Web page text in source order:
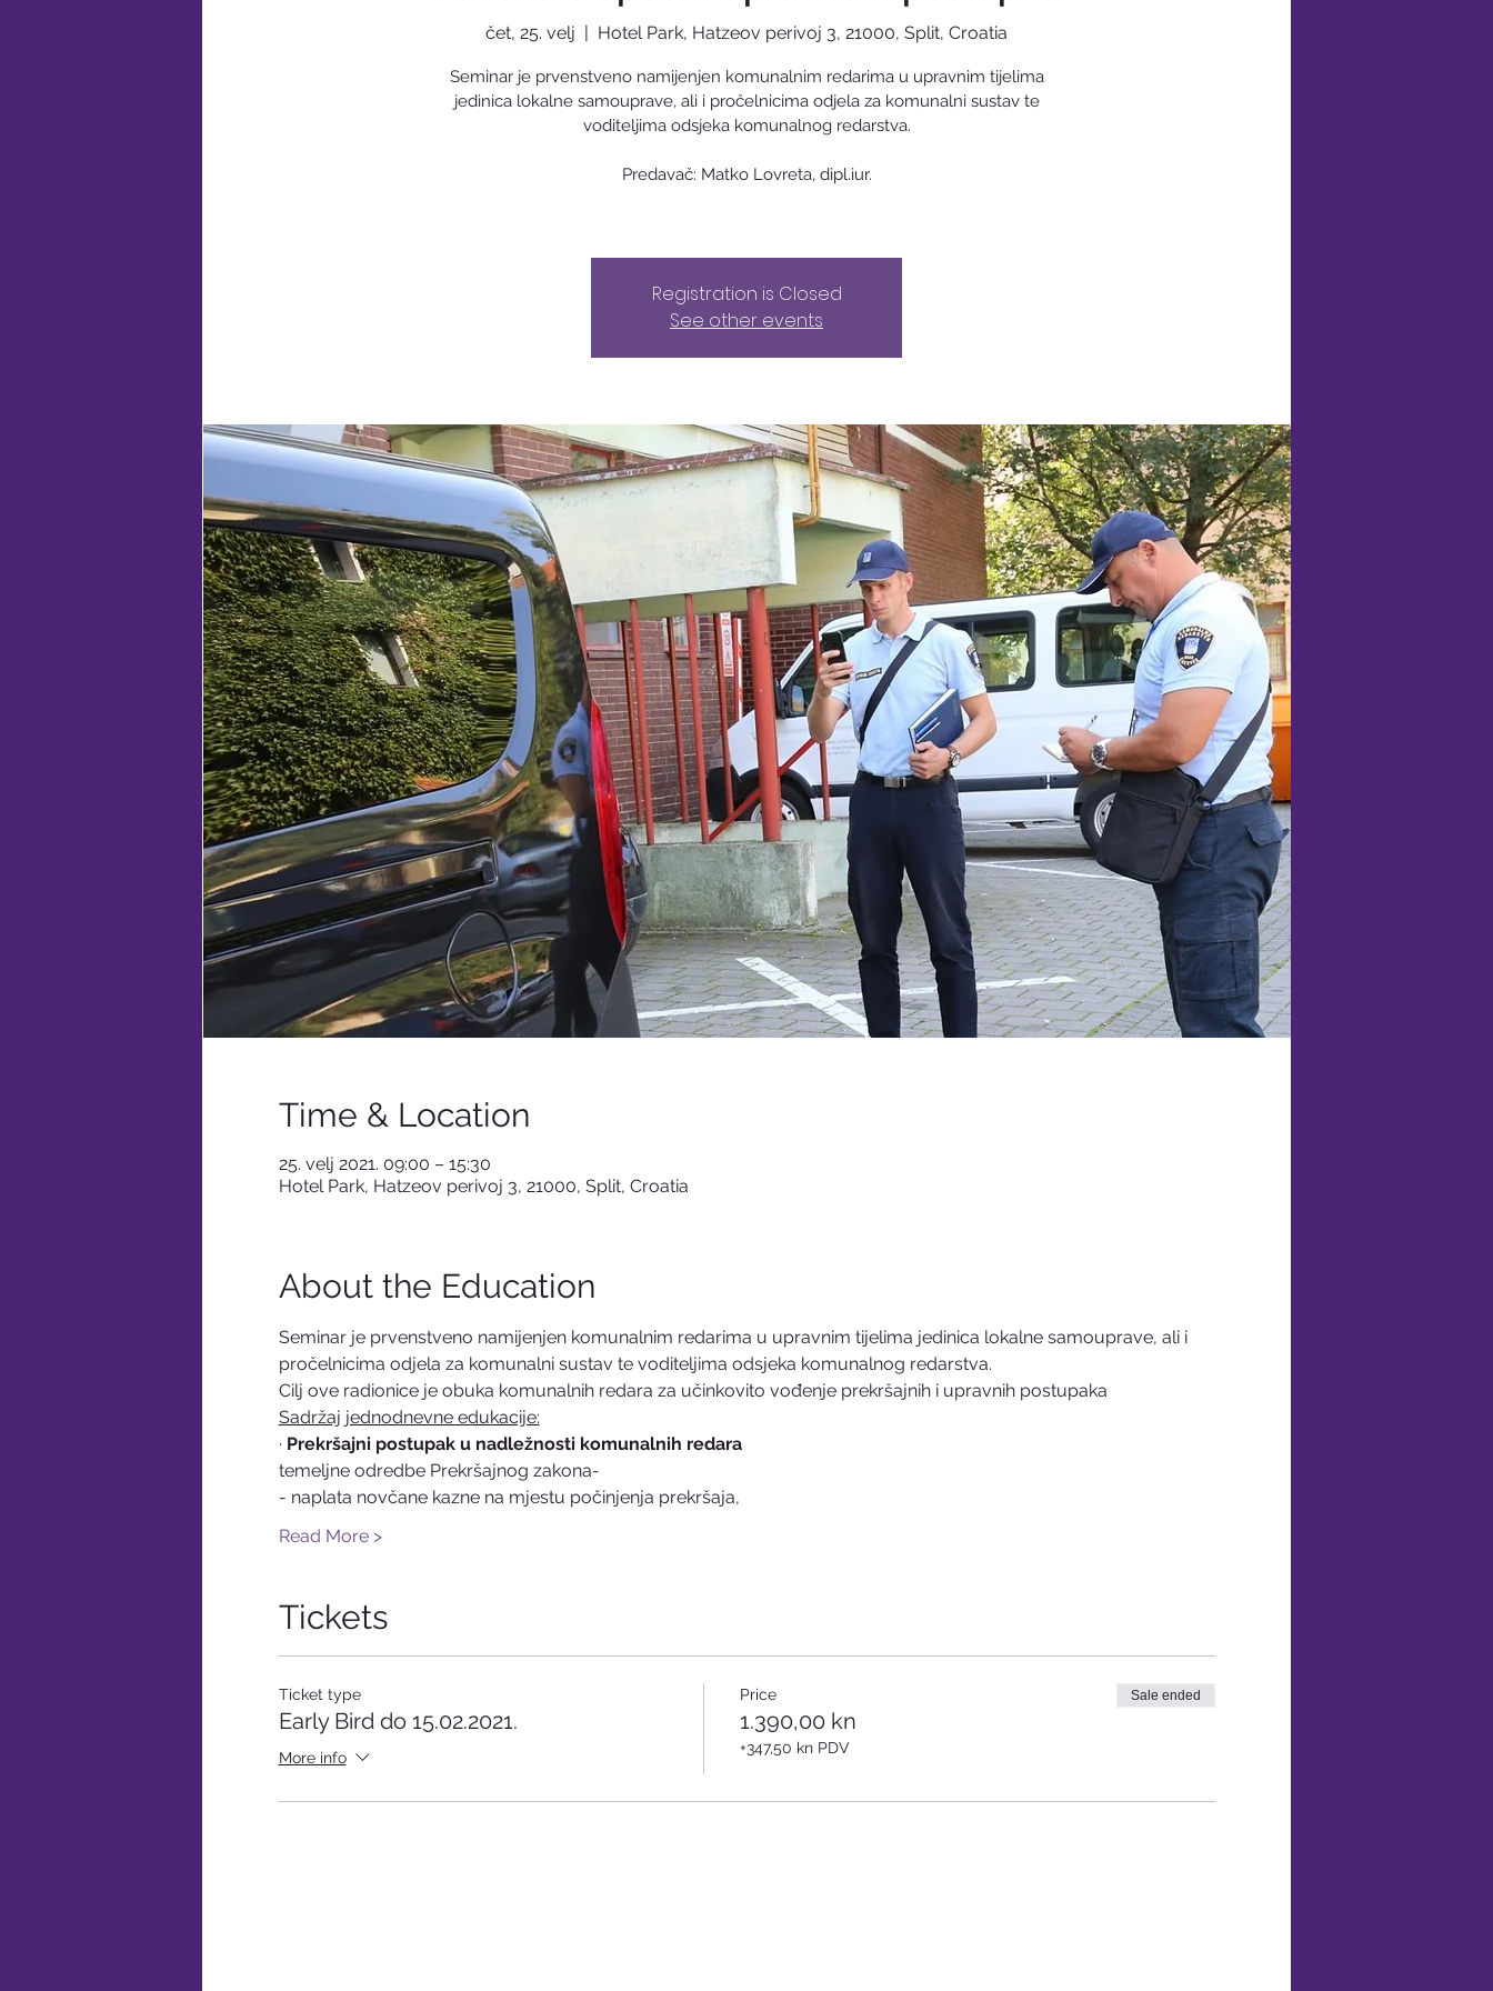
čet, 25. velj
  |
Hotel Park, Hatzeov perivoj 3, 21000, Split, Croatia
Seminar je prvenstveno namijenjen komunalnim redarima u upravnim tijelima
jedinica lokalne samouprave, ali i pročelnicima odjela za komunalni sustav te
voditeljima odsjeka komunalnog redarstva.
Predavač: Matko Lovreta, dipl.iur.
Registration is Closed
See other events
Time & Location
25. velj 2021. 09:00 – 15:30
Hotel Park, Hatzeov perivoj 3, 21000, Split, Croatia
About the Education
Seminar je prvenstveno namijenjen komunalnim redarima u upravnim tijelima jedinica lokalne samouprave, ali i
pročelnicima odjela za komunalni sustav te voditeljima odsjeka komunalnog redarstva.
Cilj ove radionice je obuka komunalnih redara za učinkovito vođenje prekršajnih i upravnih postupaka
Sadržaj jednodnevne edukacije:
· Prekršajni postupak u nadležnosti komunalnih redara
temeljne odredbe Prekršajnog zakona-
- naplata novčane kazne na mjestu počinjenja prekršaja,
Read More >
Tickets
Ticket type
Early Bird do 15.02.2021.
More info
Price
1.390,00 kn
+347,50 kn PDV
Sale ended